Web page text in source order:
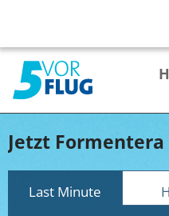
Jetzt
Last Minute